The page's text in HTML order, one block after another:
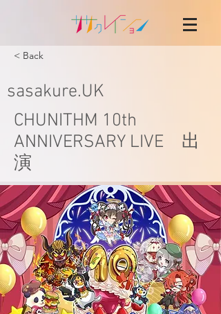
< Back
sasakure.UK
CHUNITHM 10th
ANNIVERSARY LIVE 出
演